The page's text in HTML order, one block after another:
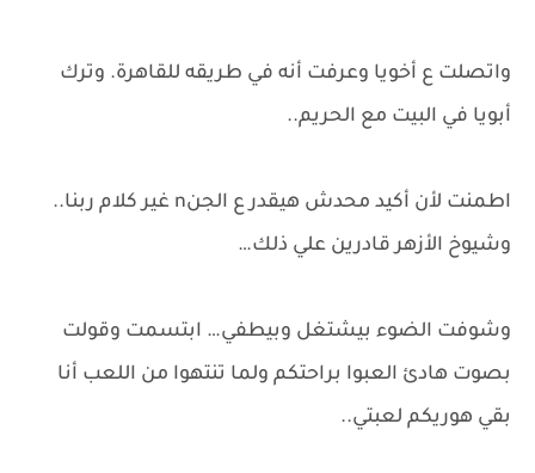
واتصلت ع أخويا وعرفت أنه في طريقه للقاهرة. وترك
أبويا في البيت مع الحريم..
اطمنت لأن أكيد محدش هيقدر ع الجنn غير كلام ربنا..
وشيوخ الأزهر قادرين علي ذلك…
وشوفت الضوء بيشتغل وبيطفي… ابتسمت وقولت
بصوت هادئ العبوا براحتكم ولما تنتهوا من اللعب أنا
بقي هوريكم لعبتي..